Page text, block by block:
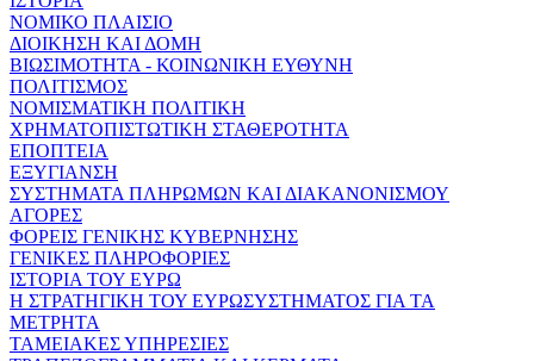
ΝΟΜΙΚΟ ΠΛΑΙΣΙΟ
ΔΙΟΙΚΗΣΗ ΚΑΙ ΔΟΜΗ
ΒΙΩΣΙΜΟΤΗΤΑ - ΚΟΙΝΩΝΙΚΗ ΕΥΘΥΝΗ
ΠΟΛΙΤΙΣΜΟΣ
ΝΟΜΙΣΜΑΤΙΚΗ ΠΟΛΙΤΙΚΗ
ΧΡΗΜΑΤΟΠΙΣΤΩΤΙΚΗ ΣΤΑΘΕΡΟΤΗΤΑ
ΕΠΟΠΤΕΙΑ
ΕΞΥΓΙΑΝΣΗ
ΣΥΣΤΗΜΑΤΑ ΠΛΗΡΩΜΩΝ ΚΑΙ ΔΙΑΚΑΝΟΝΙΣΜΟΥ
ΑΓΟΡΕΣ
ΦΟΡΕΙΣ ΓΕΝΙΚΗΣ ΚΥΒΕΡΝΗΣΗΣ
ΓΕΝΙΚΕΣ ΠΛΗΡΟΦΟΡΙΕΣ
ΙΣΤΟΡΙΑ ΤΟΥ ΕΥΡΩ
Η ΣΤΡΑΤΗΓΙΚΗ ΤΟΥ ΕΥΡΩΣΥΣΤΗΜΑΤΟΣ ΓΙΑ ΤΑ
ΜΕΤΡΗΤΑ
ΤΑΜΕΙΑΚΕΣ ΥΠΗΡΕΣΙΕΣ